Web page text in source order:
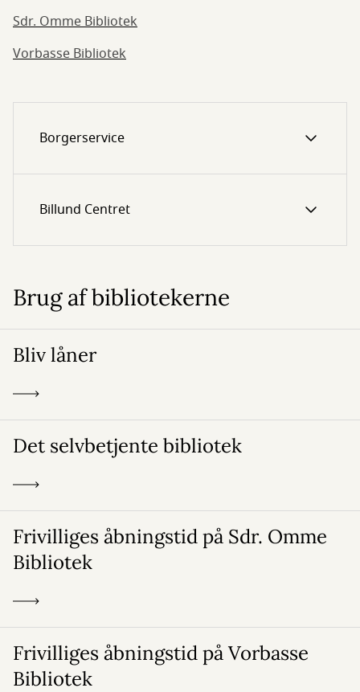
Sdr. Omme Bibliotek
Vorbasse Bibliotek
Borgerservice
Billund Centret
Brug af bibliotekerne
Bliv låner
Det selvbetjente bibliotek
Frivilliges åbningstid på Sdr. Omme
Bibliotek
Frivilliges åbningstid på Vorbasse
Bibliotek